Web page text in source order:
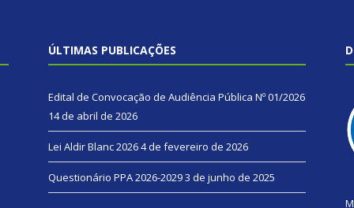
ÚLTIMAS PUBLICAÇÕES
Edital de Convocação de Audiência Pública Nº 01/2026
14 de abril de 2026
Lei Aldir Blanc 20264 de fevereiro de 2026
Questionário PPA 2026-20293 de junho de 2025